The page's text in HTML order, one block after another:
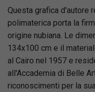
Questa grafica d'autore
polimaterica porta la
origine nubiana. Le
134x100 cm e il
al Cairo nel 1957 e
all'Accademia di Belle
riconoscimenti per la